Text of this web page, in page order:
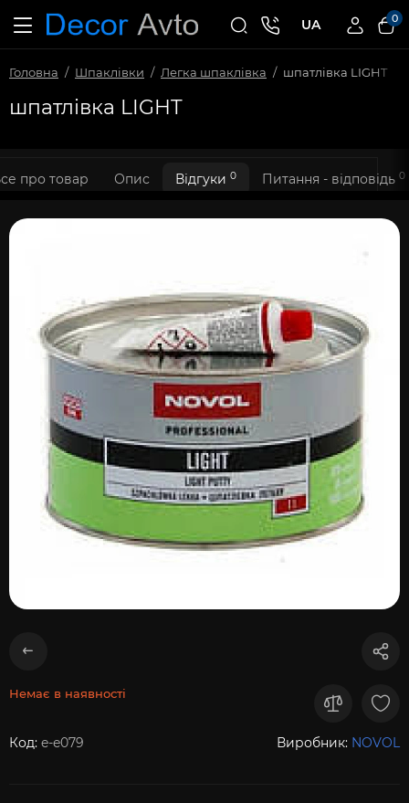
UA 0
Головна Шпаклівки Легка шпаклівка шпатлівка LIGHT
шпатлівка LIGHT
про товар Опис Відгуки 0 Питання - відповідь 0
Немає в наявності
Код: e-e079 Виробник: NOVOL